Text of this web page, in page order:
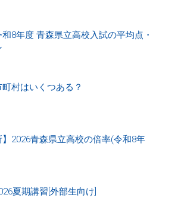
和8年度 青森県立高校入試の平均点・
村はいくつある？
】2026青森県立高校の倍率(令和8年
夏期講習[外部生向け]